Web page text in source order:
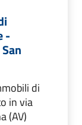
-
di
in via
(AV)